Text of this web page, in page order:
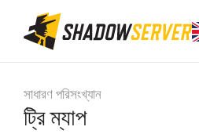
সাধারণ পরিসংখ্যান
ট্রি ম্যাপ